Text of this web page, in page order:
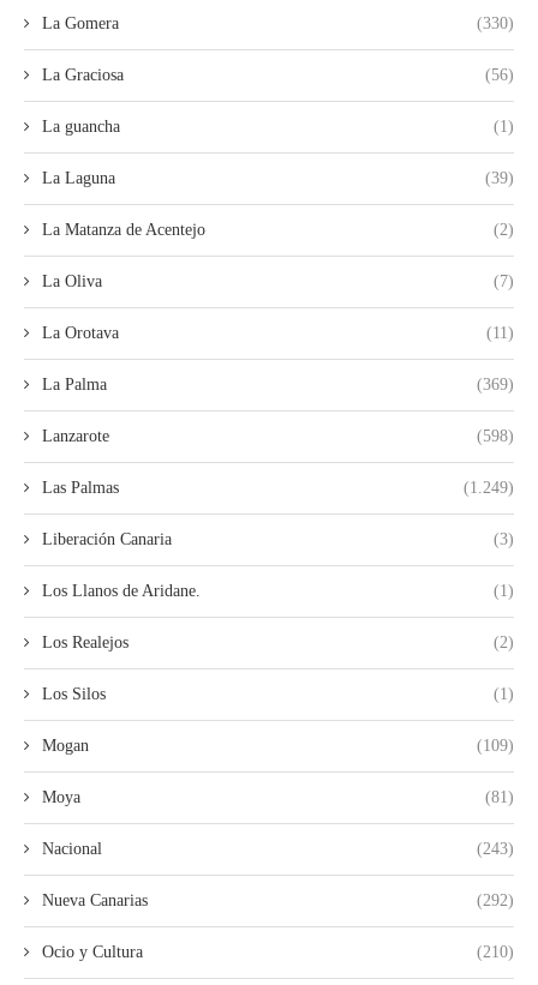
La Gomera (330)
La Graciosa (56)
La guancha (1)
La Laguna (39)
La Matanza de Acentejo (2)
La Oliva (7)
La Orotava (11)
La Palma (369)
Lanzarote (598)
Las Palmas (1.249)
Liberación Canaria (3)
Los Llanos de Aridane. (1)
Los Realejos (2)
Los Silos (1)
Mogan (109)
Moya (81)
Nacional (243)
Nueva Canarias (292)
Ocio y Cultura (210)